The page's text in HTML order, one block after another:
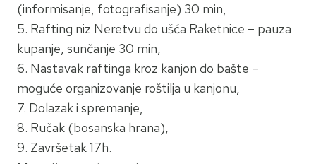
(informisanje, fotografisanje) 30 min,
5. Rafting niz Neretvu do ušća Raketnice – pauza
kupanje, sunčanje 30 min,
6. Nastavak raftinga kroz kanjon do bašte –
moguće organizovanje roštilja u kanjonu,
7. Dolazak i spremanje,
8. Ručak (bosanska hrana),
9. Završetak 17h.